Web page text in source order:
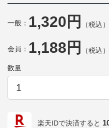
一般： 1,320円 （税込）
会員： 1,188円 （税込）
数量
楽天IDで決済すると